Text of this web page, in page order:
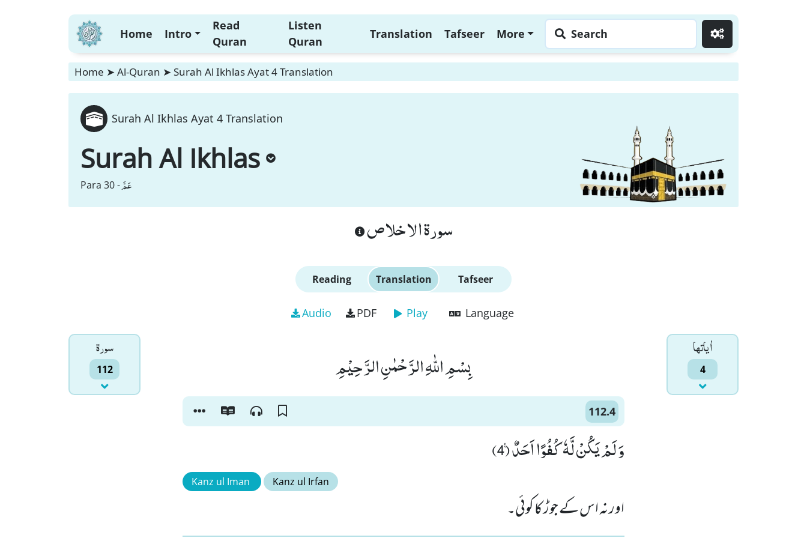
Home Intro
Read
Quran
Listen
Quran
Translation Tafseer More Search
Home ➤ Al-Quran ➤ Surah Al Ikhlas Ayat 4 Translation
Surah Al Ikhlas Ayat 4 Translation
Surah Al Ikhlas
Para 30 -عَمَّ
سورة الاخلاص
Reading Translation Tafseer
Audio PDF Play Language
سورۃ
112
اٰياتها
4 بِسْمِ اللّٰهِ الرَّحْمٰنِ الرَّحِیْمِ
112.4
وَ لَمْ یَكُنْ لَّهٗ كُفُوًا اَحَدٌ۠ (4)
Kanz ul Iman Kanz ul Irfan
اور نہ اس کے جوڑ کا کوئی۔